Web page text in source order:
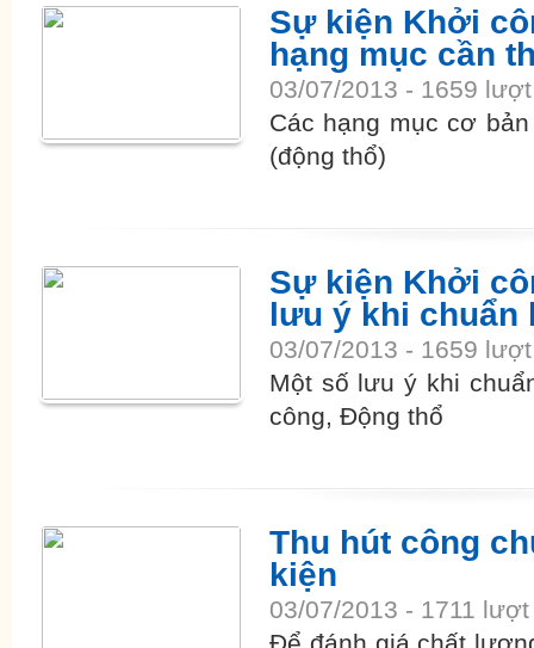
Sự kiện Khởi
hạng mục cần
03/07/2013 - 1659
Các hạng mục cơ
(động thổ)
Sự kiện Khởi
lưu ý khi chuẩn
03/07/2013 - 1659
Một số lưu ý khi
công, Động thổ
Thu hút công
kiện
03/07/2013 - 1711